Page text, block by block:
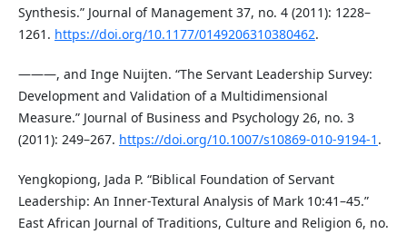
Synthesis.” Journal of Management 37, no. 4 (2011): 1228–
1261. https://doi.org/10.1177/0149206310380462.
———, and Inge Nuijten. “The Servant Leadership Survey:
Development and Validation of a Multidimensional
Measure.” Journal of Business and Psychology 26, no. 3
(2011): 249–267. https://doi.org/10.1007/s10869-010-9194-1 .
Yengkopiong, Jada P. “Biblical Foundation of Servant
Leadership: An Inner-Textural Analysis of Mark 10:41–45.”
East African Journal of Traditions, Culture and Religion 6, no.